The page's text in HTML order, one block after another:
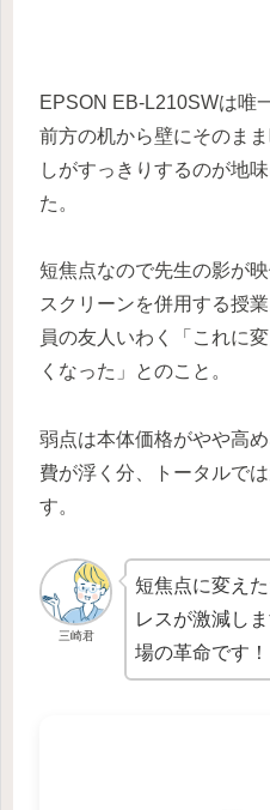
EPSON EB-L210SWは唯
前方の机から壁にそのま
しがすっきりするのが地
た。
短焦点なので先生の影が
スクリーンを併用する授
員の友人いわく「これに
くなった」とのこと。
弱点は本体価格がやや高
費が浮く分、トータルで
す。
三崎君
短焦点に変え
レスが激減し
場の革命です！